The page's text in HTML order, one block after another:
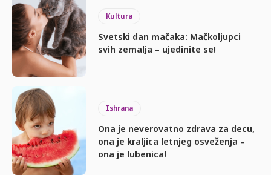
Kultura
Svetski dan mačaka: Mačkoljupci
svih zemalja – ujedinite se!
Ishrana
Ona je neverovatno zdrava za decu,
ona je kraljica letnjeg osveženja –
ona je lubenica!